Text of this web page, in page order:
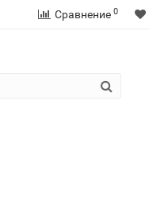
Сравнение 0